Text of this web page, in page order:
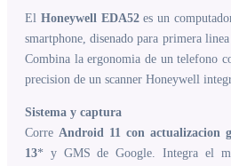
El Honeywell EDA52es un
smartphone, disenado para primera
Combina la ergonomia de un telefono
precision de un scanner Honeywell
Sistema y captura
Corre Android 11 con actualizacion
13* y GMS de Google. Integra el